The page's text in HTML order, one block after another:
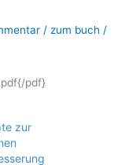
/ zum buch /
pdf}
zur